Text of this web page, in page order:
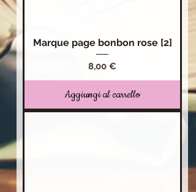
Marque page bonbon rose [2]
Prezzo
8,00 €
Aggiungi al carrello